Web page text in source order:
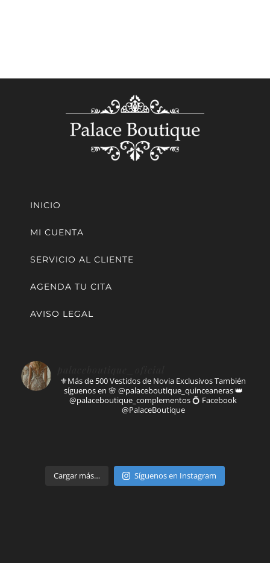
INICIO
MI CUENTA
SERVICIO AL CLIENTE
AGENDA TU CITA
AVISO LEGAL
⚜️Más de 500 Vestidos de Novia ExclusivosTambién
síguenos en 🌸 @palaceboutique_quinceaneras👑
@palaceboutique_complementos💍 Facebook
@PalaceBoutique
Parte de
Cargar más… Síguenos en Instagram